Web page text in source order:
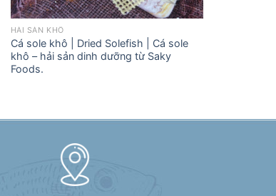
HẢI SẢN KHÔ
Cá sole khô | Dried Solefish | Cá sole
khô – hải sản dinh dưỡng từ Saky
Foods.